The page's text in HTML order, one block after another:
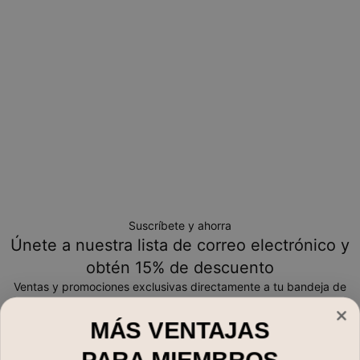
Suscríbete y ahorra
Únete a nuestra lista de correo electrónico y
obtén 15% de descuento
Ventas y promociones exclusivas directamente a tu bandeja de
Correo electrónico*MÁS VENTAJAS